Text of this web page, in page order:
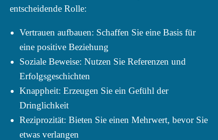
entscheidende Rolle:
Vertrauen aufbauen: Schaffen Sie eine Basis für
eine positive Beziehung
Soziale Beweise: Nutzen Sie Referenzen und
Erfolgsgeschichten
Knappheit: Erzeugen Sie ein Gefühl der
Dringlichkeit
Reziprozität: Bieten Sie einen Mehrwert, bevor Sie
etwas verlangen